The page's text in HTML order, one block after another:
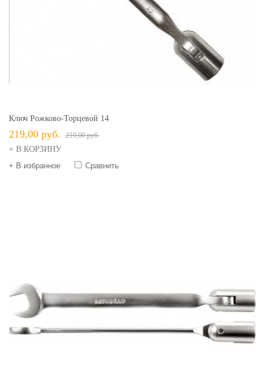
Ключ Рожково-Торцевой 14
219,00 руб. 219,00 руб.
+ В КОРЗИНУ
+ В избранное
Сравнить